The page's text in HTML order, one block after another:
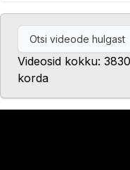
Videosid kokku:
korda